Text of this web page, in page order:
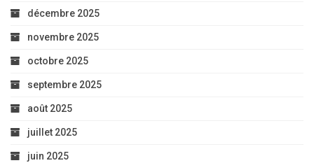
décembre 2025
novembre 2025
octobre 2025
septembre 2025
août 2025
juillet 2025
juin 2025